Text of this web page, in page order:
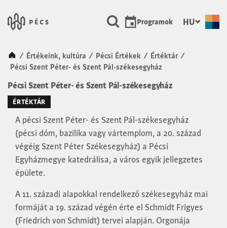
Városunk Pécs Programok HU
Kezdőlap
/ Értékeink, kultúra / Pécsi Értékek / Értéktár /
Pécsi Szent Péter- és Szent Pál-székesegyház
Pécsi Szent Péter- és Szent Pál-székesegyház
ÉRTÉKTÁR
A pécsi Szent Péter- és Szent Pál-székesegyház
(pécsi dóm, bazilika vagy vártemplom, a 20. század
végéig Szent Péter Székesegyház) a Pécsi
Egyházmegye katedrálisa, a város egyik jellegzetes
épülete.
A 11. századi alapokkal rendelkező székesegyház mai
formáját a 19. század végén érte el Schmidt Frigyes
(Friedrich von Schmidt) tervei alapján. Orgonája